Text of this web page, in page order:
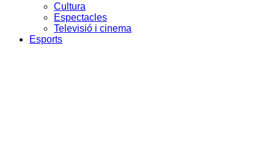
Cultura
Espectacles
Televisió i cinema
Esports